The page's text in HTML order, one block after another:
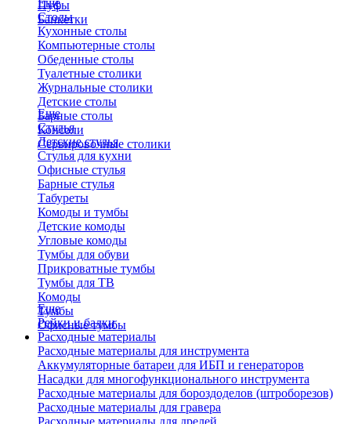
Пуфы
Банкетки
Еще
Столы
Кухонные столы
Компьютерные столы
Обеденные столы
Туалетные столики
Журнальные столики
​Детские столы
Барные столы
Консоли
Сервировочные столики
Еще
Стулья
Детские стулья
Стулья для кухни
Офисные стулья
Барные стулья
Табуреты
Комоды и тумбы
Детские комоды
Угловые комоды
Тумбы для обуви
Прикроватные тумбы
Тумбы для ТВ
Комоды
Тумбы
Офисные тумбы
Еще
Рейки и балки
Расходные материалы
Расходные материалы для инструмента
Аккумуляторные батареи для ИБП и генераторов
Насадки для многофункционального инструмента
Расходные материалы для бороздоделов (штроборезов)
Расходные материалы для гравера
Расходные материалы для дрелей